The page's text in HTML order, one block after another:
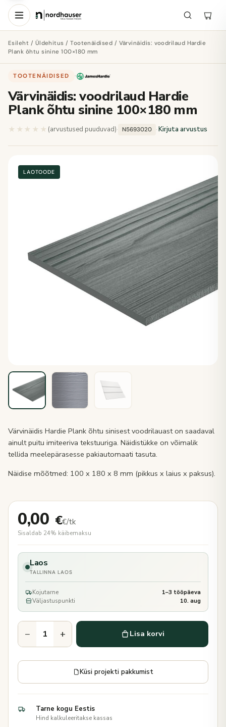
Esileht / Üldehitus /Tootenäidised / Värvinäidis: voodrilaud Hardie
Plank õhtu sinine 100×180 mm
TOOTENÄIDISED ·
Värvinäidis: voodrilaud Hardie
Plank õhtu sinine 100×180 mm
★★★★★ ★★★★★
(arvustused puuduvad)· N5693020 ·Kirjuta arvustus
LAOTOODE
Värvinäidis Hardie Plank õhtu sinisest voodrilauast on saadaval
ainult puitu imiteeriva tekstuuriga. Näidistükke on võimalik
tellida meelepärasesse pakiautomaati tasuta.
Näidise mõõtmed: 100 x 180 x 8 mm (pikkus x laius x paksus).
0,00 €€/tk
Sisaldab 24% käibemaksu
Laos
TALLINNA LAOS
Kojutarne
1–3 tööpäeva
Väljastuspunkti
10. aug
− + Lisa korvi
Küsi projekti pakkumist
Tarne kogu Eestis
Hind kalkuleeritakse kassas